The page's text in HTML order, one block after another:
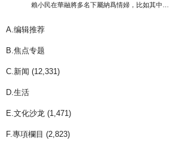
賴小民在華融將多名下屬納爲情婦，比如其中…
A.编辑推荐
B.焦点专题
C.新闻 (12,331)
D.生活
E.文化沙龙 (1,471)
F.專項欄目 (2,823)